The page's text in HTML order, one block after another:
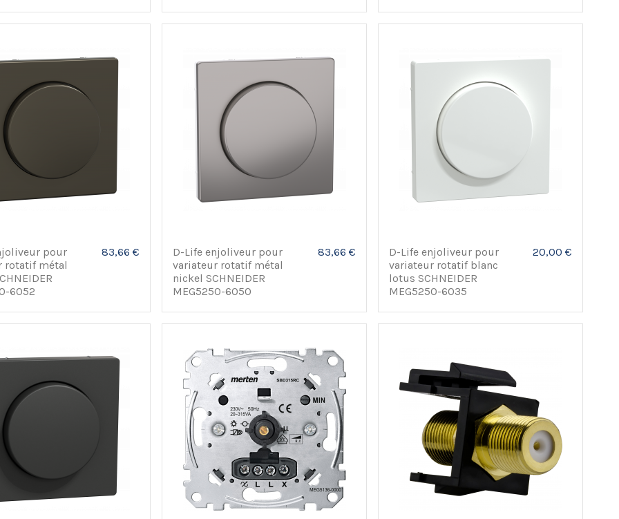
pour
rotatif métal
6052
83,66 €
D-Life enjoliveur pour
variateur rotatif métal
nickel SCHNEIDER
MEG5250-6050
83,66 €
D-Life enjoliveur pour
variateur rotatif blanc
lotus SCHNEIDER
MEG5250-6035
20,00 €